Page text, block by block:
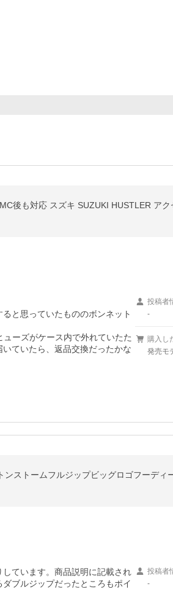
後も対応 スズキ SUZUKI HUSTLER ア
と思っていたもののボンネット
ーズがケース内で外れていたた
ていたら、返品交換だったかな
投稿者
-
購入し
発売モ
ストームフルジップビッグロゴフーディ
ています。商品説明に記載され
ブルジップだったところもポイ
投稿者
-